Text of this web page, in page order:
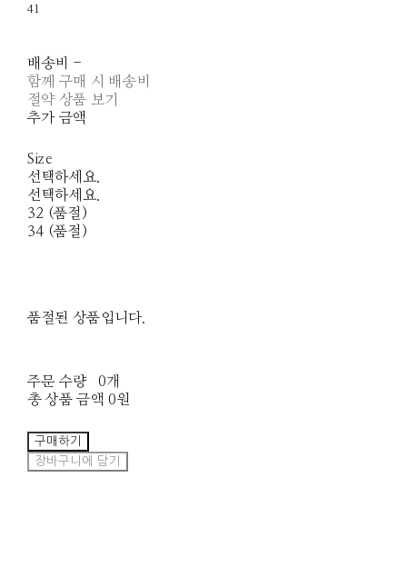
41
배송비 -
함께 구매 시 배송비
절약 상품 보기
추가 금액
Size
선택하세요.
선택하세요.
32 (품절)
34 (품절)
품절된 상품입니다.
주문 수량
0개
총 상품 금액 0원
구매하기
장바구니에 담기